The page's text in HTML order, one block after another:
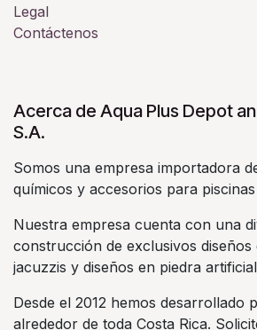
Legal
Contáctenos
Acerca de Aqua Plus Depot
S.A.
Somos una empresa importadora
químicos y accesorios para
Nuestra empresa cuenta con una
construcción de exclusivos diseños
jacuzzis y diseños en piedra
Desde el 2012 hemos desarrollado
alrededor de toda Costa Rica.